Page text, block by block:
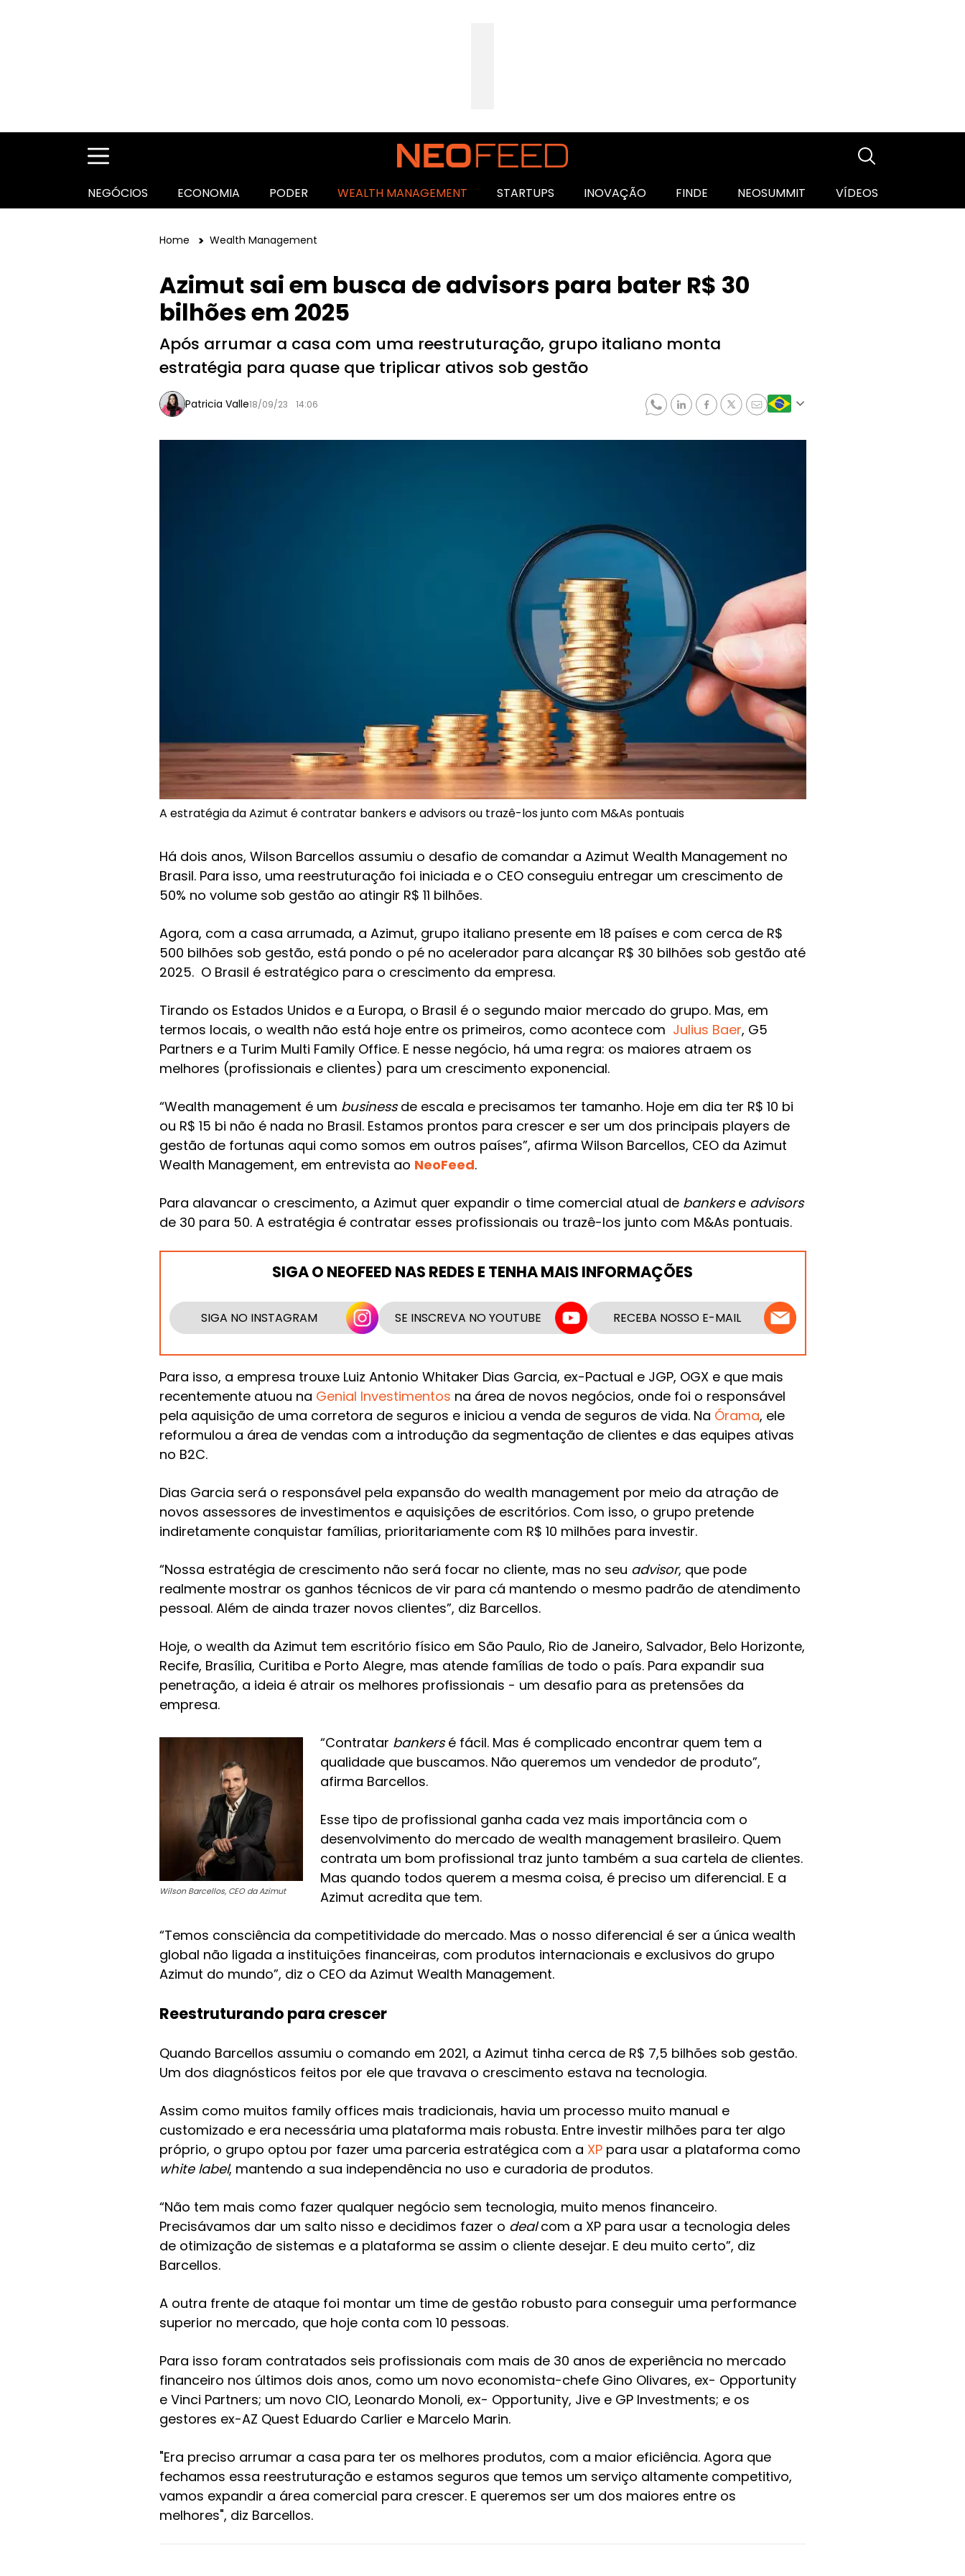
NEGÓCIOS ECONOMIA PODER WEALTH MANAGEMENT STARTUPS INOVAÇÃO FINDE NEOSUMMIT VÍDEOS
Home Wealth Management
Azimut sai em busca de advisors para bater R$ 30
bilhões em 2025
Após arrumar a casa com uma reestruturação, grupo italiano monta
estratégia para quase que triplicar ativos sob gestão
Patricia Valle18/09/23 14:06
A estratégia da Azimut é contratar bankers e advisors ou trazê-los junto com M&As pontuais
Há dois anos, Wilson Barcellos assumiu o desafio de comandar a Azimut Wealth Management no
Brasil. Para isso, uma reestruturação foi iniciada e o CEO conseguiu entregar um crescimento de
50% no volume sob gestão ao atingir R$ 11 bilhões.
Agora, com a casa arrumada, a Azimut, grupo italiano presente em 18 países e com cerca de R$
500 bilhões sob gestão, está pondo o pé no acelerador para alcançar R$ 30 bilhões sob gestão até
2025. O Brasil é estratégico para o crescimento da empresa.
Tirando os Estados Unidos e a Europa, o Brasil é o segundo maior mercado do grupo. Mas, em
termos locais, o wealth não está hoje entre os primeiros, como acontece com Julius Baer, G5
Partners e a Turim Multi Family Office. E nesse negócio, há uma regra: os maiores atraem os
melhores (profissionais e clientes) para um crescimento exponencial.
“Wealth management é um businessde escala e precisamos ter tamanho. Hoje em dia ter R$ 10 bi
ou R$ 15 bi não é nada no Brasil. Estamos prontos para crescer e ser um dos principais players de
gestão de fortunas aqui como somos em outros países”, afirma Wilson Barcellos, CEO da Azimut
Wealth Management, em entrevista ao NeoFeed.
Para alavancar o crescimento, a Azimut quer expandir o time comercial atual de bankerse advisors
de 30 para 50. A estratégia é contratar esses profissionais ou trazê-los junto com M&As pontuais.
SIGA O NEOFEED NAS REDES E TENHA MAIS INFORMAÇÕES
SIGA NO INSTAGRAM SE INSCREVA NO YOUTUBE RECEBA NOSSO E-MAIL
Para isso, a empresa trouxe Luiz Antonio Whitaker Dias Garcia, ex-Pactual e JGP, OGX e que mais
recentemente atuou na Genial Investimentos na área de novos negócios, onde foi o responsável
pela aquisição de uma corretora de seguros e iniciou a venda de seguros de vida. Na Órama, ele
reformulou a área de vendas com a introdução da segmentação de clientes e das equipes ativas
no B2C.
Dias Garcia será o responsável pela expansão do wealth management por meio da atração de
novos assessores de investimentos e aquisições de escritórios. Com isso, o grupo pretende
indiretamente conquistar famílias, prioritariamente com R$ 10 milhões para investir.
“Nossa estratégia de crescimento não será focar no cliente, mas no seu advisor, que pode
realmente mostrar os ganhos técnicos de vir para cá mantendo o mesmo padrão de atendimento
pessoal. Além de ainda trazer novos clientes”, diz Barcellos.
Hoje, o wealth da Azimut tem escritório físico em São Paulo, Rio de Janeiro, Salvador, Belo Horizonte,
Recife, Brasília, Curitiba e Porto Alegre, mas atende famílias de todo o país. Para expandir sua
penetração, a ideia é atrair os melhores profissionais - um desafio para as pretensões da
empresa.
Wilson Barcellos, CEO da Azimut
“Contratar bankersé fácil. Mas é complicado encontrar quem tem a
qualidade que buscamos. Não queremos um vendedor de produto”,
afirma Barcellos.
Esse tipo de profissional ganha cada vez mais importância com o
desenvolvimento do mercado de wealth management brasileiro. Quem
contrata um bom profissional traz junto também a sua cartela de clientes.
Mas quando todos querem a mesma coisa, é preciso um diferencial. E a
Azimut acredita que tem.
“Temos consciência da competitividade do mercado. Mas o nosso diferencial é ser a única wealth
global não ligada a instituições financeiras, com produtos internacionais e exclusivos do grupo
Azimut do mundo”, diz o CEO da Azimut Wealth Management.
Reestruturando para crescer
Quando Barcellos assumiu o comando em 2021, a Azimut tinha cerca de R$ 7,5 bilhões sob gestão.
Um dos diagnósticos feitos por ele que travava o crescimento estava na tecnologia.
Assim como muitos family offices mais tradicionais, havia um processo muito manual e
customizado e era necessária uma plataforma mais robusta. Entre investir milhões para ter algo
próprio, o grupo optou por fazer uma parceria estratégica com a XPpara usar a plataforma como
white label, mantendo a sua independência no uso e curadoria de produtos.
“Não tem mais como fazer qualquer negócio sem tecnologia, muito menos financeiro.
Precisávamos dar um salto nisso e decidimos fazer o dealcom a XP para usar a tecnologia deles
de otimização de sistemas e a plataforma se assim o cliente desejar. E deu muito certo”, diz
Barcellos.
A outra frente de ataque foi montar um time de gestão robusto para conseguir uma performance
superior no mercado, que hoje conta com 10 pessoas.
Para isso foram contratados seis profissionais com mais de 30 anos de experiência no mercado
financeiro nos últimos dois anos, como um novo economista-chefe Gino Olivares, ex- Opportunity
e Vinci Partners; um novo CIO, Leonardo Monoli, ex- Opportunity, Jive e GP Investments; e os
gestores ex-AZ Quest Eduardo Carlier e Marcelo Marin.
"Era preciso arrumar a casa para ter os melhores produtos, com a maior eficiência. Agora que
fechamos essa reestruturação e estamos seguros que temos um serviço altamente competitivo,
vamos expandir a área comercial para crescer. E queremos ser um dos maiores entre os
melhores", diz Barcellos.